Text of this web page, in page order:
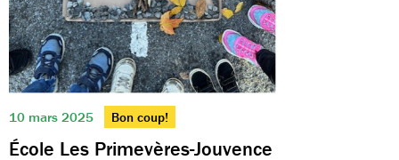
10 mars 2025 Bon coup!
École Les Primevères-Jouvence